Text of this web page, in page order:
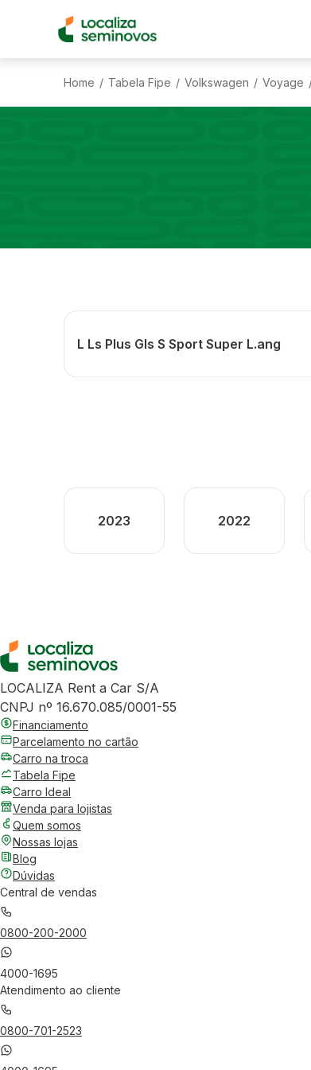
Home / Tabela Fipe / Volkswagen / Voyage
L Ls Plus Gls S Sport Super L.ang
2023 2022
LOCALIZA Rent a Car S/A
CNPJ nº 16.670.085/0001-55
Financiamento
Parcelamento no cartão
Carro na troca
Tabela Fipe
Carro Ideal
Venda para lojistas
Quem somos
Nossas lojas
Blog
Dúvidas
Central de vendas
0800-200-2000
4000-1695
Atendimento ao cliente
0800-701-2523